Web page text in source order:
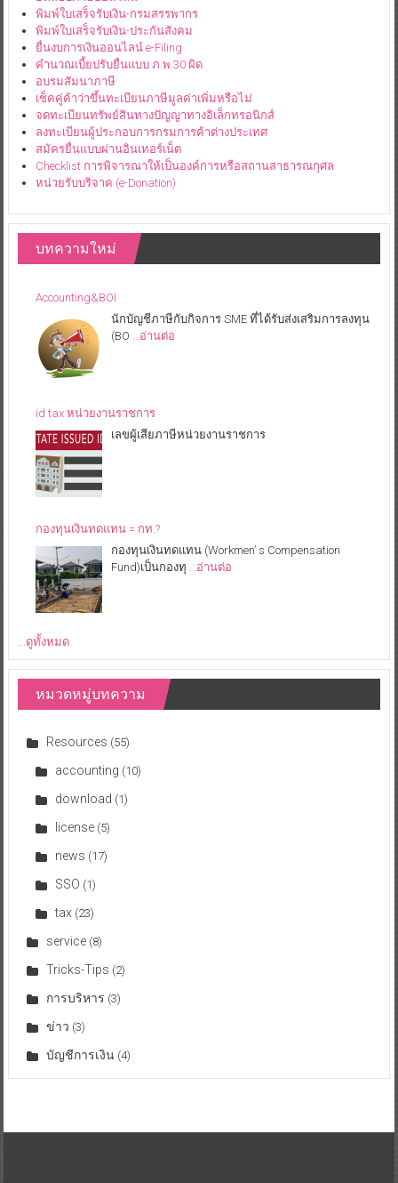
พิมพ์ใบเสร็จรับเงิน-กรมสรรพากร
พิมพ์ใบเสร็จรับเงิน-ประกันสังคม
ยื่นงบการเงินออนไลน์ e-Filing
คำนวณเบี้ยปรับยื่นแบบ ภ.พ.30 ผิด
อบรมสัมนาภาษี
เช็คคู่ค้าว่าขึ้นทะเบียนภาษีมูลค่าเพิ่มหรือไม่
จดทะเบียนทรัพย์สินทางปัญญาทางอิเล็กทรอนิกส์
ลงทะเบียนผู้ประกอบการกรมการค้าต่างประเทศ
สมัครยื่นแบบผ่านอินเทอร์เน็ต
Checklist การพิจารณาให้เป็นองค์การหรือสถานสาธารณกุศล
หน่วยรับบริจาค (e-Donation)
บทความใหม่
Accounting&BOI
นักบัญชีภาษีกับกิจการ SME ที่ได้รับส่งเสริมการลงทุน
(BO
…อ่านต่อ
id tax หน่วยงานราชการ
เลขผู้เสียภาษีหน่วยงานราชการ
กองทุนเงินทดแทน = กท.?
กองทุนเงินทดแทน (Workmen’ s Compensation
Fund)เป็นกองทุ
…อ่านต่อ
...ดูทั้งหมด
หมวดหมู่บทความ
Resources (55)
accounting (10)
download (1)
license(5)
news (17)
SSO (1)
tax (23)
service(8)
Tricks-Tips (2)
การบริหาร (3)
ข่าว (3)
บัญชีการเงิน(4)